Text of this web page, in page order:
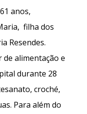
anos,
filha dos
Resendes.
alimentação e
durante 28
croché,
Para além do